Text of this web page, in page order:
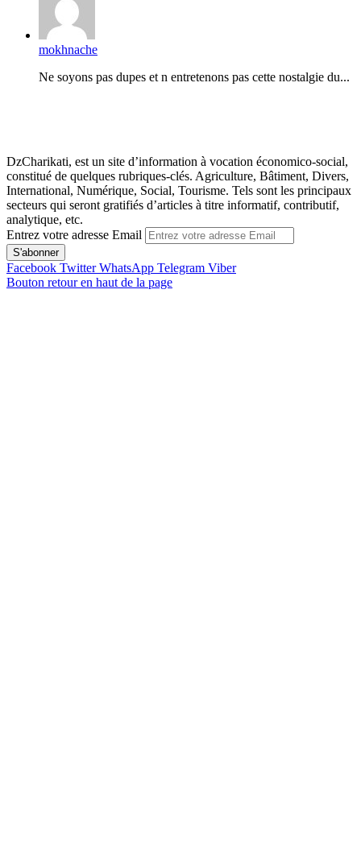
mokhnache
Ne soyons pas dupes et n entretenons pas cette nostalgie du...
DzCharikati, est un site d’information à vocation économico-social,
constitué de quelques rubriques-clés. Agriculture, Bâtiment, Divers,
International, Numérique, Social, Tourisme. Tels sont les principaux
secteurs qui seront gratifiés d’articles à titre informatif, contributif,
analytique, etc.
Entrez votre adresse Email
Facebook Twitter WhatsApp Telegram Viber
Bouton retour en haut de la page